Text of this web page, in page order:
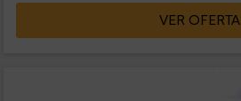
VER OFERTA